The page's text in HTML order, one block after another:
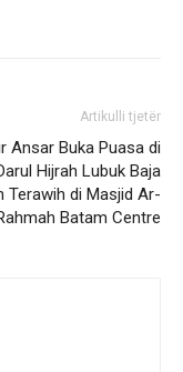
Artikulli tjetër
Ansar Buka Puasa di
Hijrah Lubuk Baja
Terawih di Masjid Ar-
Batam Centre